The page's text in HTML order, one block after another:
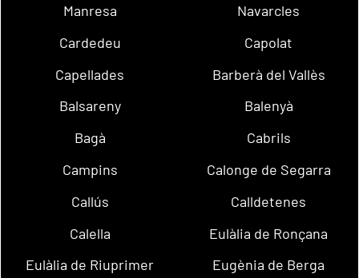
Manresa
Navarcles
Cardedeu
Capolat
Capellades
Barberà del Vallès
Balsareny
Balenyà
Bagà
Cabrils
Campins
Calonge de Segarra
Callús
Calldetenes
Calella
Eulàlia de Ronçana
Eulàlia de Riuprimer
Eugènia de Berga